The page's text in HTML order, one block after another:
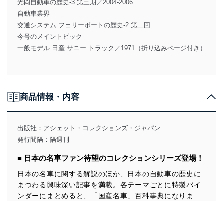
光岡自動車の歴史-3 第三期／2004-2006
自動車業界
交通システム フェリーボートの歴史-2 第二回
今号のメイントピック
一般モデル 日産 サニー トラック／1971（折り込みページ付き）
商品情報・内容
出版社： アシェット・コレクションズ・ジャパン
発行間隔：隔週刊
■ 日本の名車ファン待望のコレクションシリーズ登場！
日本の名車に関する解説のほか、日本の自動車の歴史に
まつわる興味深い記事を満載。各テーマごとに特製バイ
ンダーにまとめると、「国産名車」百科事典になりま